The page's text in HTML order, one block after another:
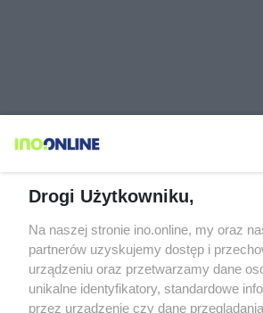
Drogi Użytkowniku,
Na naszej stronie ino.online, my oraz
partnerów uzyskujemy dostęp i
urządzeniu oraz przetwarzamy dane
unikalne identyfikatory, standardowe
przez urządzenie czy dane